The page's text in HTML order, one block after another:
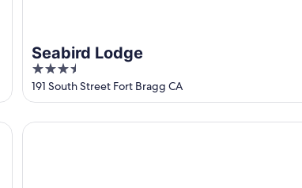
Seabird Lodge
3.5
out
of
5
191 South Street Fort Bragg CA
Beachcomber Motel Fort Bragg